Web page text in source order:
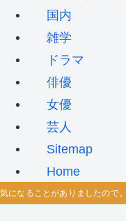
国内
雑学
ドラマ
俳優
女優
芸人
Sitemap
Home
気になることがありましたので。